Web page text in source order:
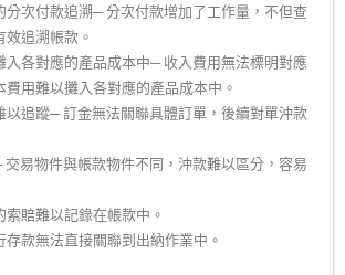
分次付款追溯─ 分次付款增加了工作量，不但查
追溯帳款。
入各對應的產品成本中─ 收入費用無法標明對應
費用難以攤入各對應的產品成本中。
以追蹤─ 訂金無法關聯具體訂單，後續對單沖款
易物件與帳款物件不同，沖款難以區分，容易
賠難以記錄在帳款中。
存款無法直接關聯到出納作業中。